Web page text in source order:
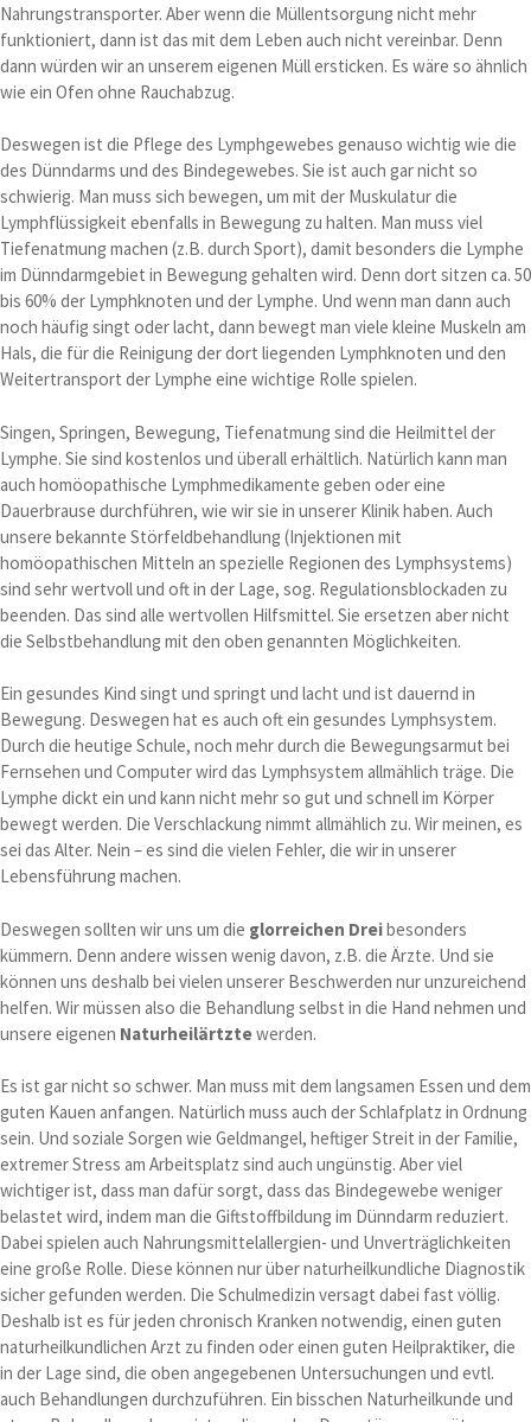
Nahrungstransporter. Aber wenn die Müllentsorgung nicht mehr
funktioniert, dann ist das mit dem Leben auch nicht vereinbar. Denn
dann würden wir an unserem eigenen Müll ersticken. Es wäre so ähnlich
wie ein Ofen ohne Rauchabzug.
Deswegen ist die Pflege des Lymphgewebes genauso wichtig wie die
des Dünndarms und des Bindegewebes. Sie ist auch gar nicht so
schwierig. Man muss sich bewegen, um mit der Muskulatur die
Lymphflüssigkeit ebenfalls in Bewegung zu halten. Man muss viel
Tiefenatmung machen (z.B. durch Sport), damit besonders die Lymphe
im Dünndarmgebiet in Bewegung gehalten wird. Denn dort sitzen ca. 50
bis 60% der Lymphknoten und der Lymphe. Und wenn man dann auch
noch häufig singt oder lacht, dann bewegt man viele kleine Muskeln am
Hals, die für die Reinigung der dort liegenden Lymphknoten und den
Weitertransport der Lymphe eine wichtige Rolle spielen.
Singen, Springen, Bewegung, Tiefenatmung sind die Heilmittel der
Lymphe. Sie sind kostenlos und überall erhältlich. Natürlich kann man
auch homöopathische Lymphmedikamente geben oder eine
Dauerbrause durchführen, wie wir sie in unserer Klinik haben. Auch
unsere bekannte Störfeldbehandlung (Injektionen mit
homöopathischen Mitteln an spezielle Regionen des Lymphsystems)
sind sehr wertvoll und oft in der Lage, sog. Regulationsblockaden zu
beenden. Das sind alle wertvollen Hilfsmittel. Sie ersetzen aber nicht
die Selbstbehandlung mit den oben genannten Möglichkeiten.
Ein gesundes Kind singt und springt und lacht und ist dauernd in
Bewegung. Deswegen hat es auch oft ein gesundes Lymphsystem.
Durch die heutige Schule, noch mehr durch die Bewegungsarmut bei
Fernsehen und Computer wird das Lymphsystem allmählich träge. Die
Lymphe dickt ein und kann nicht mehr so gut und schnell im Körper
bewegt werden. Die Verschlackung nimmt allmählich zu. Wir meinen, es
sei das Alter. Nein – es sind die vielen Fehler, die wir in unserer
Lebensführung machen.
Deswegen sollten wir uns um die glorreichen Dreibesonders
kümmern. Denn andere wissen wenig davon, z.B. die Ärzte. Und sie
können uns deshalb bei vielen unserer Beschwerden nur unzureichend
helfen. Wir müssen also die Behandlung selbst in die Hand nehmen und
unsere eigenen Naturheilärtztewerden.
Es ist gar nicht so schwer. Man muss mit dem langsamen Essen und dem
guten Kauen anfangen. Natürlich muss auch der Schlafplatz in Ordnung
sein. Und soziale Sorgen wie Geldmangel, heftiger Streit in der Familie,
extremer Stress am Arbeitsplatz sind auch ungünstig. Aber viel
wichtiger ist, dass man dafür sorgt, dass das Bindegewebe weniger
belastet wird, indem man die Giftstoffbildung im Dünndarm reduziert.
Dabei spielen auch Nahrungsmittelallergien- und Unverträglichkeiten
eine große Rolle. Diese können nur über naturheilkundliche Diagnostik
sicher gefunden werden. Die Schulmedizin versagt dabei fast völlig.
Deshalb ist es für jeden chronisch Kranken notwendig, einen guten
naturheilkundlichen Arzt zu finden oder einen guten Heilpraktiker, die
in der Lage sind, die oben angegebenen Untersuchungen und evtl.
auch Behandlungen durchzuführen. Ein bisschen Naturheilkunde und